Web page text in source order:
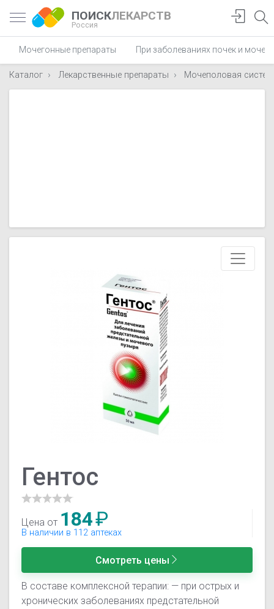
ПОИСКЛЕКАРСТВ
Россия
Мочегонные препараты При заболеваниях почек и
Каталог Лекарственные препараты Мочеполовая
Гентос
Цена от 184₽
В наличии в 112 аптеках
Смотреть цены
В составе комплексной терапии: — при острых и
хронических заболеваниях предстательной